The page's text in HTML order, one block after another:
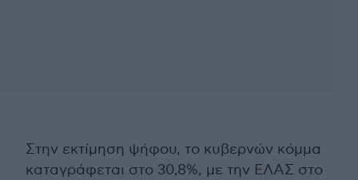
Στην εκτίμηση ψήφου, το κυβερνών κόμμα
καταγράφεται στο 30,8%, με την ΕΛΑΣ στο